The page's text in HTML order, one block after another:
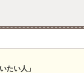
たい人」